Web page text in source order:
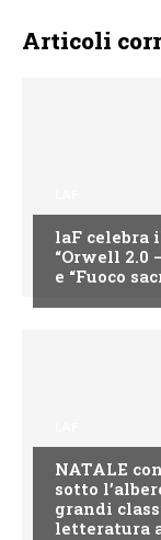
Articoli
laF celebra
“Orwell 2.0
e “Fuoco
NATALE
sotto
grandi
letteratura